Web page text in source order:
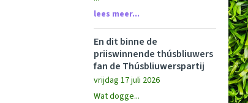
lees meer...
En dit binne de
priiswinnende thúsbliuwers
fan de Thúsbliuwerspartij
vrijdag 17 juli 2026
Wat dogge...